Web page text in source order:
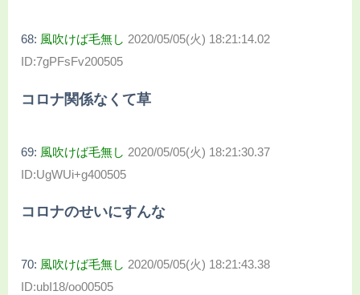
68: 風吹けば毛無し 2020/05/05(火) 18:21:14.02
ID:7gPFsFv200505
コロナ関係なくて草
69: 風吹けば毛無し 2020/05/05(火) 18:21:30.37
ID:UgWUi+g400505
コロナのせいにすんな
70: 風吹けば毛無し 2020/05/05(火) 18:21:43.38
ID:ubI18/oo00505